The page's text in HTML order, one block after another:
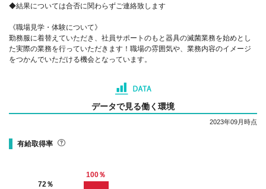
◆結果については合否に関わらずご連絡致します
《職場見学・体験について》
勤務服に着替えていただき、社員サポートのもと器具の滅菌業務を始めとし
た実際の業務を行っていただきます！職場の雰囲気や、業務内容のイメージ
をつかんでいただける機会となっています。
データで見る働く環境
2023年09月時点
有給取得率
72 ％
100％